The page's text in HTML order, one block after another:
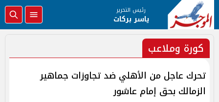
رئيس التحرير
ياسر بركات
كورة وملاعب
تحرك عاجل من الأهلي ضد تجاوزات جماهير
الزمالك بحق إمام عاشور